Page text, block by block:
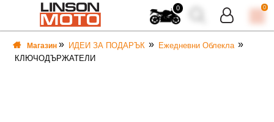
0 0
Магазин ИДЕИ ЗА ПОДАРЪК
Ежедневни Облекла
КЛЮЧОДЪРЖАТЕЛИ